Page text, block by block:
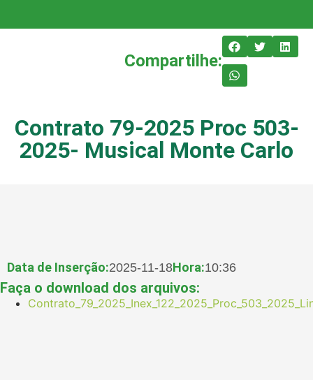
Compartilhe:
Contrato 79-2025 Proc 503-
2025- Musical Monte Carlo
Data de Inserção:2025-11-18Hora:10:36
Faça o download dos arquivos: